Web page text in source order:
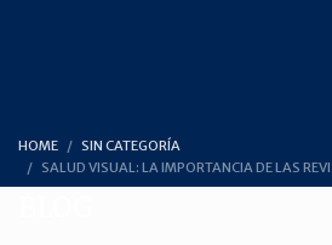
HOME
SIN CATEGORÍA
SALUD VISUAL: LA IMPORTANCIA DE LAS